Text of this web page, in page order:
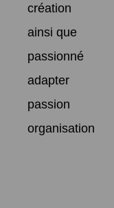
création
ainsi que
passionné
adapter
passion
organisation